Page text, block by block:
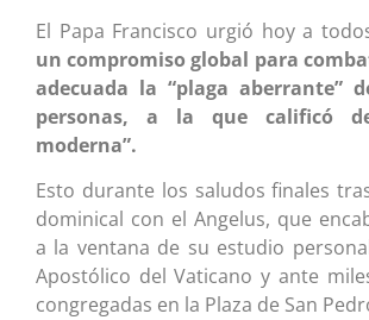
El Papa Francisco urgió hoy a
un compromiso global para
adecuada la “plaga aberrante”
personas, a la que calificó
moderna”.
Esto durante los saludos finales
dominical con el Angelus, que
a la ventana de su estudio
Apostólico del Vaticano y ante
congregadas en la Plaza de San